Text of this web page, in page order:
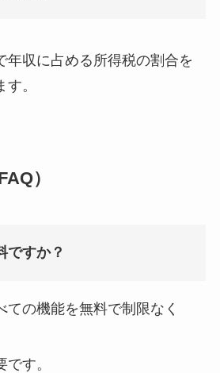
年収に占める所得税の割合を
。
）
ですか？
ての機能を無料で制限なく
す。